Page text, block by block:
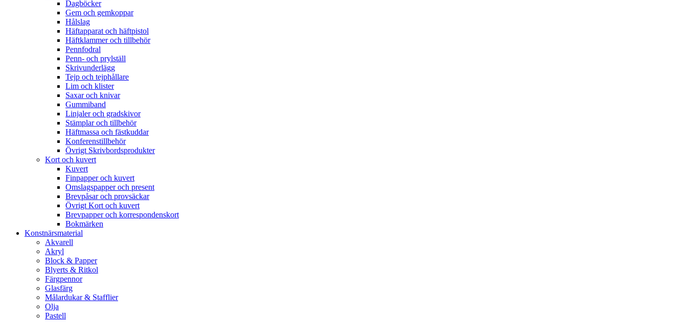
Dagböcker
Gem och gemkoppar
Hålslag
Häftapparat och häftpistol
Häftklammer och tillbehör
Pennfodral
Penn- och prylställ
Skrivunderlägg
Tejp och tejphållare
Lim och klister
Saxar och knivar
Gummiband
Linjaler och gradskivor
Stämplar och tillbehör
Häftmassa och fästkuddar
Konferenstillbehör
Övrigt Skrivbordsprodukter
Kort och kuvert
Kuvert
Finpapper och kuvert
Omslagspapper och present
Brevpåsar och provsäckar
Övrigt Kort och kuvert
Brevpapper och korrespondenskort
Bokmärken
Konstnärsmaterial
Akvarell
Akryl
Block & Papper
Blyerts & Ritkol
Färgpennor
Glasfärg
Målardukar & Stafflier
Olja
Pastell